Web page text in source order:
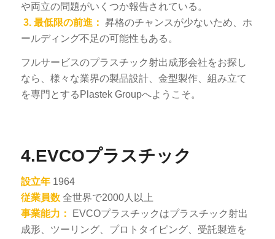
や両立の問題がいくつか報告されている。
3. 最低限の前進： 昇格のチャンスが少ないため、ホ
ールディング不足の可能性もある。
フルサービスのプラスチック射出成形会社をお探し
なら、様々な業界の製品設計、金型製作、組み立て
を専門とするPlastek Groupへようこそ。
4.EVCOプラスチック
設立年1964
従業員数全世界で2000人以上
事業能力：
EVCOプラスチックはプラスチック射出
成形、ツーリング、プロトタイピング、受託製造を